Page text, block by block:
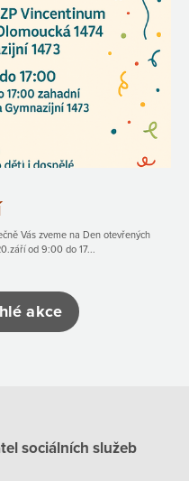
Vás zveme na Den otevřených
od 9:00 do 17...
akce
sociálních služeb